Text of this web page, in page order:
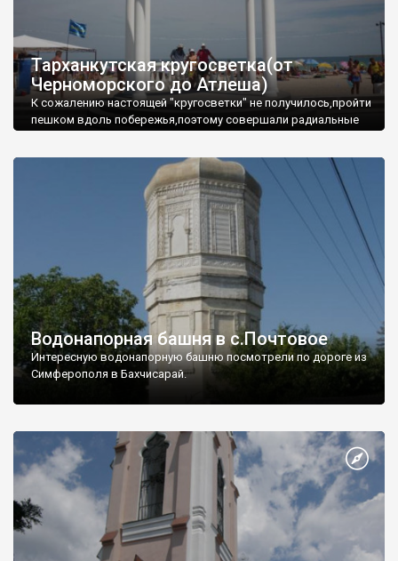
Тарханкутская кругосветка(от
Черноморского до Атлеша)
К сожалению настоящей "кругосветки" не получилось,пройти
пешком вдоль побережья,поэтому совершали радиальные
Водонапорная башня в с.Почтовое
Интересную водонапорную башню посмотрели по дороге из
Симферополя в Бахчисарай.